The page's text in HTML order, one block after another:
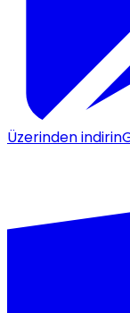
Üzerinden indirin